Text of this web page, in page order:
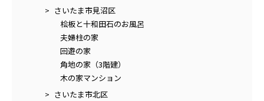
さいたま市見沼区
桧板と十和田石のお風呂
夫婦柱の家
回遊の家
角地の家（3階建）
木の家マンション
さいたま市北区